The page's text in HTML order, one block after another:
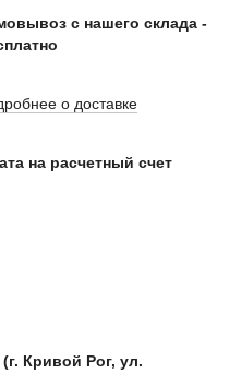
с нашего склада -
о доставке
на расчетный счет
Кривой Рог, ул.